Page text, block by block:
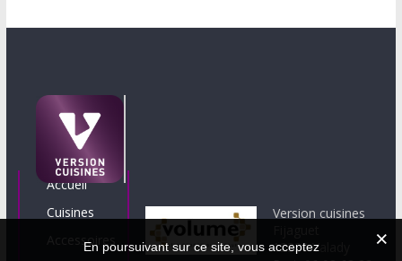
Accueil
Cuisines
Accessoires
Version cuisines
12330 Valady
En poursuivant sur ce site, vous acceptez